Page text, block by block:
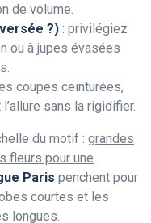
de volume.
?) : privilégiez
ou à jupes évasées
coupes ceinturées,
sans la rigidifier.
du motif : grandes
fleurs pour une
Paris penchent pour
courtes et les
longues.